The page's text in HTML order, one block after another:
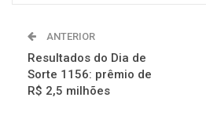
ANTERIOR
Resultados do Dia de
Sorte 1156: prêmio de
R$ 2,5 milhões